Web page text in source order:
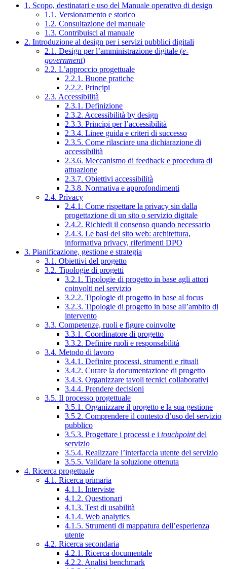
1. Scopo, destinatari e uso del Manuale operativo di design
1.1. Versionamento e storico
1.2. Consultazione del manuale
1.3. Contribuisci al manuale
2. Introduzione al design per i servizi pubblici digitali
2.1. Design per l’amministrazione digitale (e-
government)
2.2. L’approccio progettuale
2.2.1. Buone pratiche
2.2.2. Principi
2.3. Accessibilità
2.3.1. Definizione
2.3.2. Accessibilità by design
2.3.3. Principi per l’accessibilità
2.3.4. Linee guida e criteri di successo
2.3.5. Come rilasciare una dichiarazione di
accessibilità
2.3.6. Meccanismo di feedback e procedura di
attuazione
2.3.7. Obiettivi accessibilità
2.3.8. Normativa e approfondimenti
2.4. Privacy
2.4.1. Come rispettare la privacy sin dalla
progettazione di un sito o servizio digitale
2.4.2. Richiedi il consenso quando necessario
2.4.3. Le basi del sito web: architettura,
informativa privacy, riferimenti DPO
3. Pianificazione, gestione e strategia
3.1. Obiettivi del progetto
3.2. Tipologie di progetti
3.2.1. Tipologie di progetto in base agli attori
coinvolti nel servizio
3.2.2. Tipologie di progetto in base al focus
3.2.3. Tipologie di progetto in base all’ambito di
intervento
3.3. Competenze, ruoli e figure coinvolte
3.3.1. Coordinatore di progetto
3.3.2. Definire ruoli e responsabilità
3.4. Metodo di lavoro
3.4.1. Definire processi, strumenti e rituali
3.4.2. Curare la documentazione di progetto
3.4.3. Organizzare tavoli tecnici collaborativi
3.4.4. Prendere decisioni
3.5. Il processo progettuale
3.5.1. Organizzare il progetto e la sua gestione
3.5.2. Comprendere il contesto d’uso del servizio
pubblico
3.5.3. Progettare i processi e i touchpointdel
servizio
3.5.4. Realizzare l’interfaccia utente del servizio
3.5.5. Validare la soluzione ottenuta
4. Ricerca progettuale
4.1. Ricerca primaria
4.1.1. Interviste
4.1.2. Questionari
4.1.3. Test di usabilità
4.1.4. Web analytics
4.1.5. Strumenti di mappatura dell’esperienza
utente
4.2. Ricerca secondaria
4.2.1. Ricerca documentale
4.2.2. Analisi benchmark